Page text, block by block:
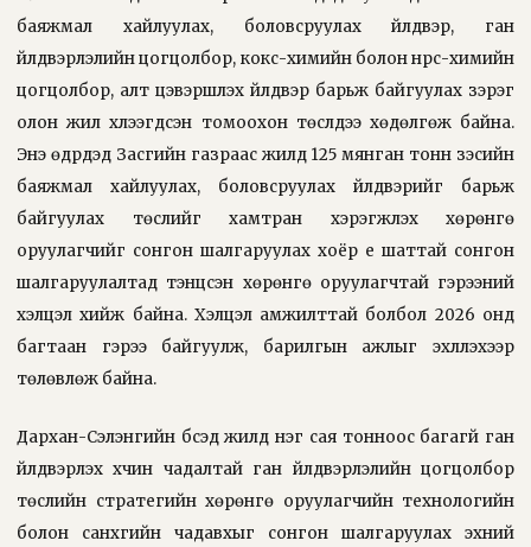
баяжмал хайлуулах, боловсруулах үйлдвэр, ган
үйлдвэрлэлийн цогцолбор, кокс-химийн болон нүүрс-химийн
цогцолбор, алт цэвэршүүлэх үйлдвэр барьж байгуулах зэрэг
олон жил хүлээгдсэн томоохон төслүүдээ хөдөлгөж байна.
Энэ өдрүүдэд Засгийн газраас жилд 125 мянган тонн зэсийн
баяжмал хайлуулах, боловсруулах үйлдвэрийг барьж
байгуулах төслийг хамтран хэрэгжүүлэх хөрөнгө
оруулагчийг сонгон шалгаруулах хоёр үе шаттай сонгон
шалгаруулалтад тэнцсэн хөрөнгө оруулагчтай гэрээний
хэлцэл хийж байна. Хэлцэл амжилттай болбол 2026 онд
багтаан гэрээ байгуулж, барилгын ажлыг эхлүүлэхээр
төлөвлөж байна.
Дархан-Сэлэнгийн бүсэд жилд нэг сая тонноос багагүй ган
үйлдвэрлэх хүчин чадалтай ган үйлдвэрлэлийн цогцолбор
төслийн стратегийн хөрөнгө оруулагчийн технологийн
болон санхүүгийн чадавхыг сонгон шалгаруулах эхний